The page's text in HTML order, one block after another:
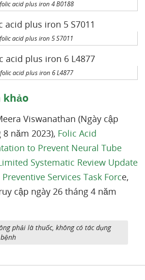
folic acid plus iron 4 B0188
folic acid plus iron 5 S7011
folic acid plus iron 6 L4877
khảo
Viswanathan (Ngày cập
năm 2023), Folic Acid
to Prevent Neural Tube
Systematic Review Update
Services Task Force,
cập ngày 26 tháng 4 năm
phải là thuốc, không có tác dụng